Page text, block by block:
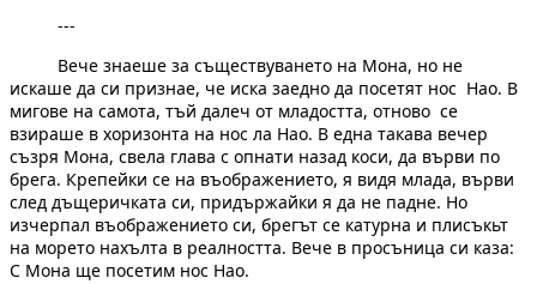
---
Вече знаеше за съществуването на Мона, но не
искаше да си признае, че иска заедно да посетят нос Нао. В
мигове на самота, тъй далеч от младостта, отново се
взираше в хоризонта на нос ла Нао. В една такава вечер
съзря Мона, свела глава с опнати назад коси, да върви по
брега. Крепейки се на въображението, я видя млада, върви
след дъщеричката си, придържайки я да не падне. Но
изчерпал въображението си, брегът се катурна и плисъкьт
на морето нахълта в реалността. Вече в просъница си каза:
С Мона ще посетим нос Нао.